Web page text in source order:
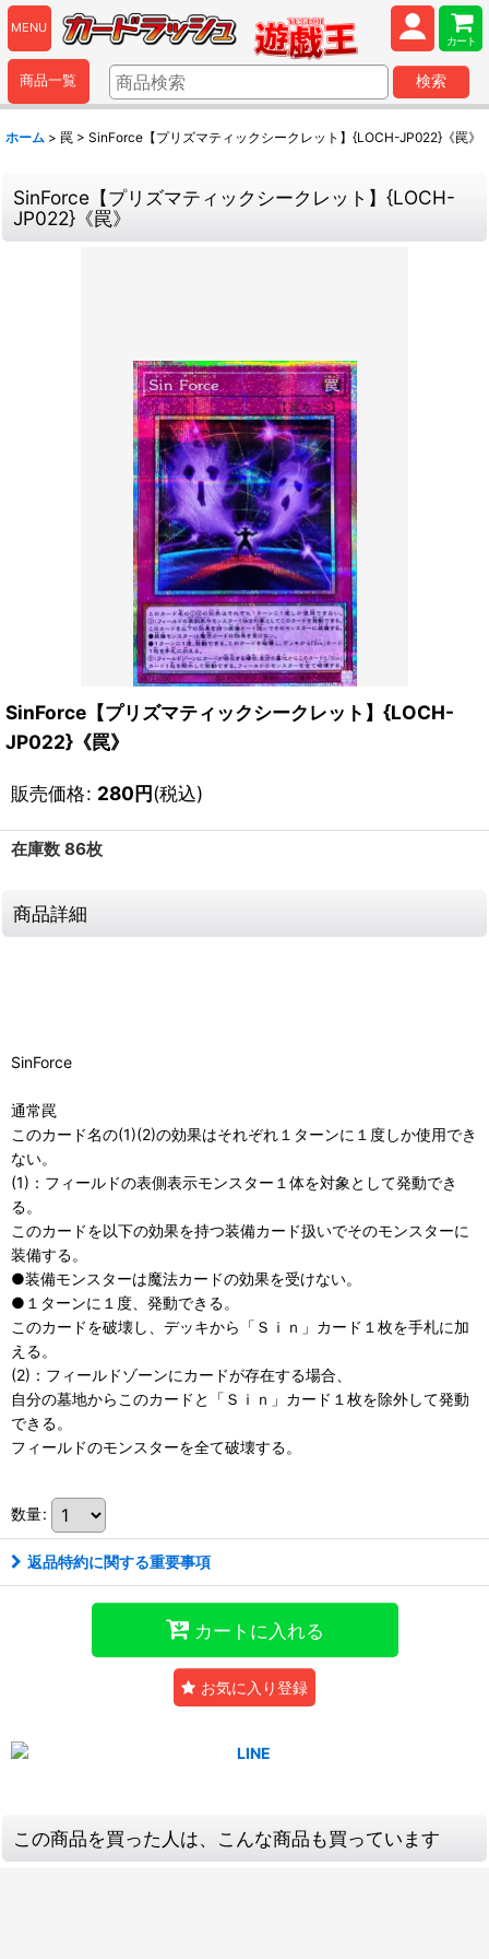
MENU
カート
商品一覧 検索
ホーム > 罠 > SinForce【プリズマティックシークレット】{LOCH-JP022}《罠》
SinForce【プリズマティックシークレット】{LOCH-
JP022}《罠》
SinForce【プリズマティックシークレット】{LOCH-
JP022}《罠》
販売価格: 280円(税込)
在庫数 86枚
商品詳細
SinForce
通常罠
このカード名の(1)(2)の効果はそれぞれ１ターンに１度しか使用でき
ない。
(1)：フィールドの表側表示モンスター１体を対象として発動でき
る。
このカードを以下の効果を持つ装備カード扱いでそのモンスターに
装備する。
●装備モンスターは魔法カードの効果を受けない。
●１ターンに１度、発動できる。
このカードを破壊し、デッキから「Ｓｉｎ」カード１枚を手札に加
える。
(2)：フィールドゾーンにカードが存在する場合、
自分の墓地からこのカードと「Ｓｉｎ」カード１枚を除外して発動
できる。
フィールドのモンスターを全て破壊する。
数量:
返品特約に関する重要事項
カートに入れる
お気に入り登録
この商品を買った人は、こんな商品も買っています